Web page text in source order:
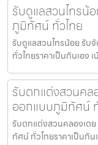
รับดูแลสวนไทรน้
ภูมิทัศน์ ทั่วไทย
รับดูแลสวนไทรน้อย รั
ทั่วไทยราคาเป็นกันเอง
รับตกแต่งสวนคล
ออกแบบภูมิทัศน์
รับตกแต่งสวนคลองเต
ทัศน์ ทั่วไทยราคาเป็นกั